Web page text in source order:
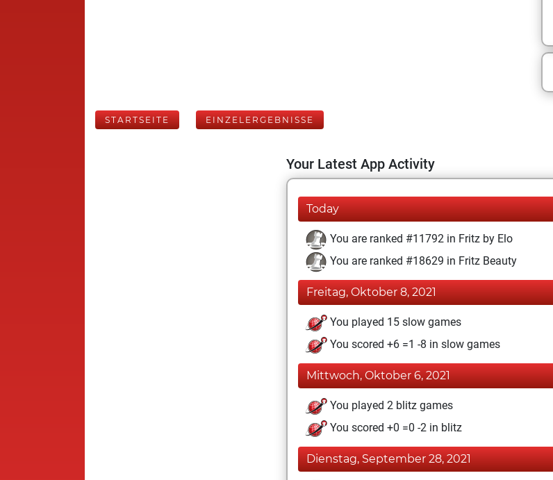
STARTSEITE EINZELERGEBNISSE
Your Latest App Activity
Today
You are ranked #11792 in Fritz by Elo
You are ranked #18629 in Fritz Beauty
Freitag, Oktober 8, 2021
You played 15 slow games
You scored +6 =1 -8 in slow games
Mittwoch, Oktober 6, 2021
You played 2 blitz games
You scored +0 =0 -2 in blitz
Dienstag, September 28, 2021